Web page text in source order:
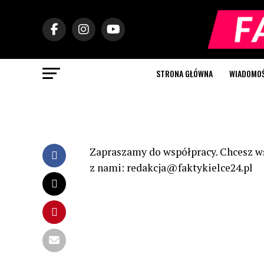
STRONA GŁÓWNA
Zapraszamy do współpracy.
z nami: redakcja@faktykielce24.pl